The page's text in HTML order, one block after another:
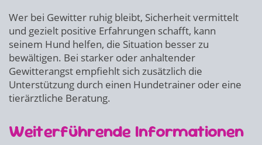
Wer bei Gewitter ruhig bleibt, Sicherheit vermittelt
und gezielt positive Erfahrungen schafft, kann
seinem Hund helfen, die Situation besser zu
bewältigen. Bei starker oder anhaltender
Gewitterangst empfiehlt sich zusätzlich die
Unterstützung durch einen Hundetrainer oder eine
tierärztliche Beratung.
Weiterführende Informationen